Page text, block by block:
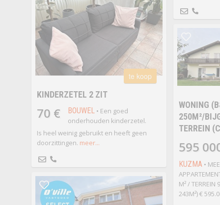
te koop
KINDERZETEL 2 ZIT
70 € BOUWEL• Een goed
onderhouden kinderzetel.
Is heel weinig gebruikt en heeft geen
doorzittingen. meer...
WONING
250M²/
TERREIN
595
KUZMA•
M² / TERREIN
243M²) €